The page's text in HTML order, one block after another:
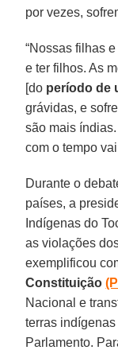
por vezes,
“Nossas filhas
e ter filhos. As
[do período de
grávidas, e
são mais
com o tempo
Durante o
países, a
Indígenas do
as violações
exemplificou
Constituição
Nacional e
terras
Parlamento.